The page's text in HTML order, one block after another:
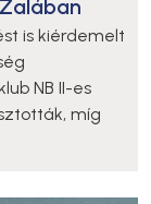
is kiérdemelt
NB II-es
míg